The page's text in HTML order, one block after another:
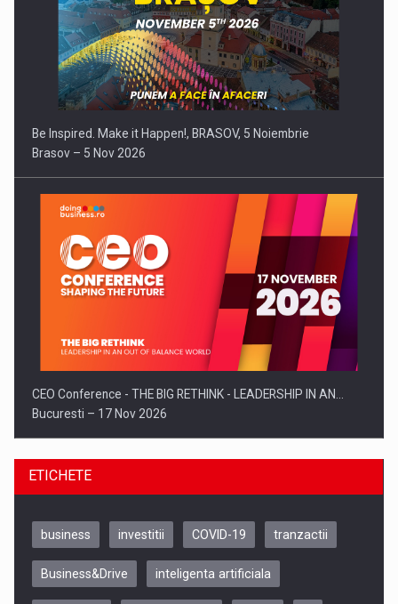
Be Inspired. Make it Happen!, BRASOV, 5 Noiembrie
Brasov – 5 Nov 2026
CEO Conference - THE BIG RETHINK - LEADERSHIP IN AN…
Bucuresti – 17 Nov 2026
ETICHETE
business investitii COVID-19 tranzactii
Business&Drive inteligenta artificiala